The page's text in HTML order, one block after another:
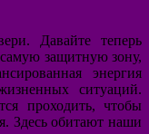
Давайте теперь
защитную зону,
энергия
ситуаций.
проходить, чтобы
Здесь обитают наши